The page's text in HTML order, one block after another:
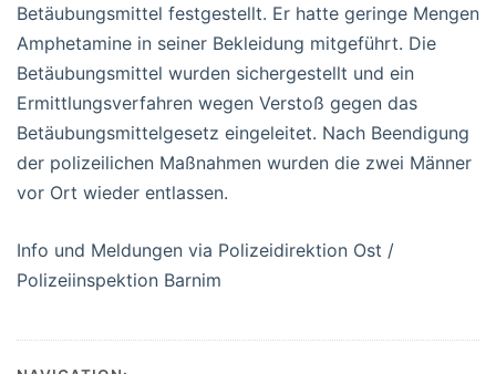
Betäubungsmittel festgestellt. Er hatte geringe Mengen
Amphetamine in seiner Bekleidung mitgeführt. Die
Betäubungsmittel wurden sichergestellt und ein
Ermittlungsverfahren wegen Verstoß gegen das
Betäubungsmittelgesetz eingeleitet. Nach Beendigung
der polizeilichen Maßnahmen wurden die zwei Männer
vor Ort wieder entlassen.
Info und Meldungen via Polizeidirektion Ost /
Polizeiinspektion Barnim